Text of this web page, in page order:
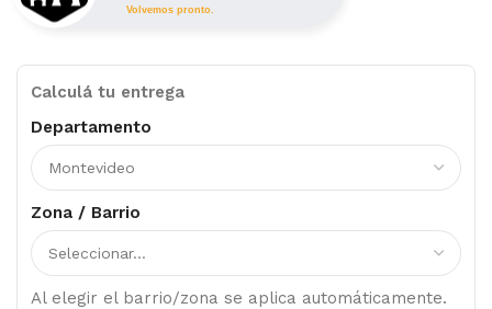
Volvemos pronto.
Calculá tu entrega
Departamento
Zona / Barrio
Al elegir el barrio/zona se aplica automáticamente.